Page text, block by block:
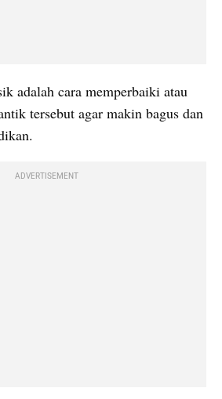
adalah cara memperbaiki atau
tersebut agar makin bagus dan
ADVERTISEMENT